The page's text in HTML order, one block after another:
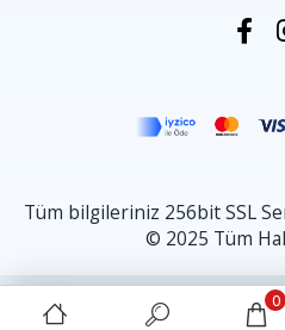
Tüm bilgileriniz 256bit SSL
© 2025 Tüm
0